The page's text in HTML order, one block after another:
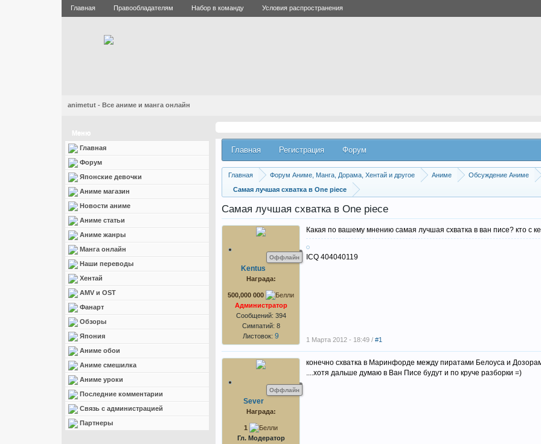
Главная Правообладателям Набор в команду Условия распространения
animetut - Все аниме и манга онлайн
Меню
Главная
Форум
Японские девочки
Аниме магазин
Новости аниме
Аниме статьи
Аниме жанры
Манга онлайн
Наши переводы
Хентай
AMV и OST
Фанарт
Обзоры
Япония
Аниме обои
Аниме смешилка
Аниме уроки
Последние комментарии
Связь с администрацией
Партнеры
Главная Регистрация Форум
Главная Форум Аниме, Манга, Дорама, Хентай и другое Аниме
Обсуждение Аниме
Самая лучшая схватка в One piece
Самая лучшая схватка в One piece
Оффлайн
Kentus
Награда:
500,000 000
Администратор
Сообщений: 394
Симпатий: 8
Листовок: 9
Какая по вашему мнению самая лучшая схватка в ван писе? кто с
ICQ 404040119
1 Марта 2012 - 18:49 / #1
Оффлайн
Sever
Награда:
1
Гл. Модератор
конечно схватка в Маринфорде между пиратами Белоуса и
....хотя дальше думаю в Ван Писе будут и по круче разборки =)